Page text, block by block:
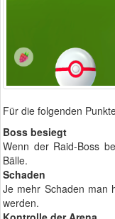
Für die folgenden
Boss besiegt
Wenn der Raid-Boss
Bälle.
Schaden
Je mehr Schaden man
werden.